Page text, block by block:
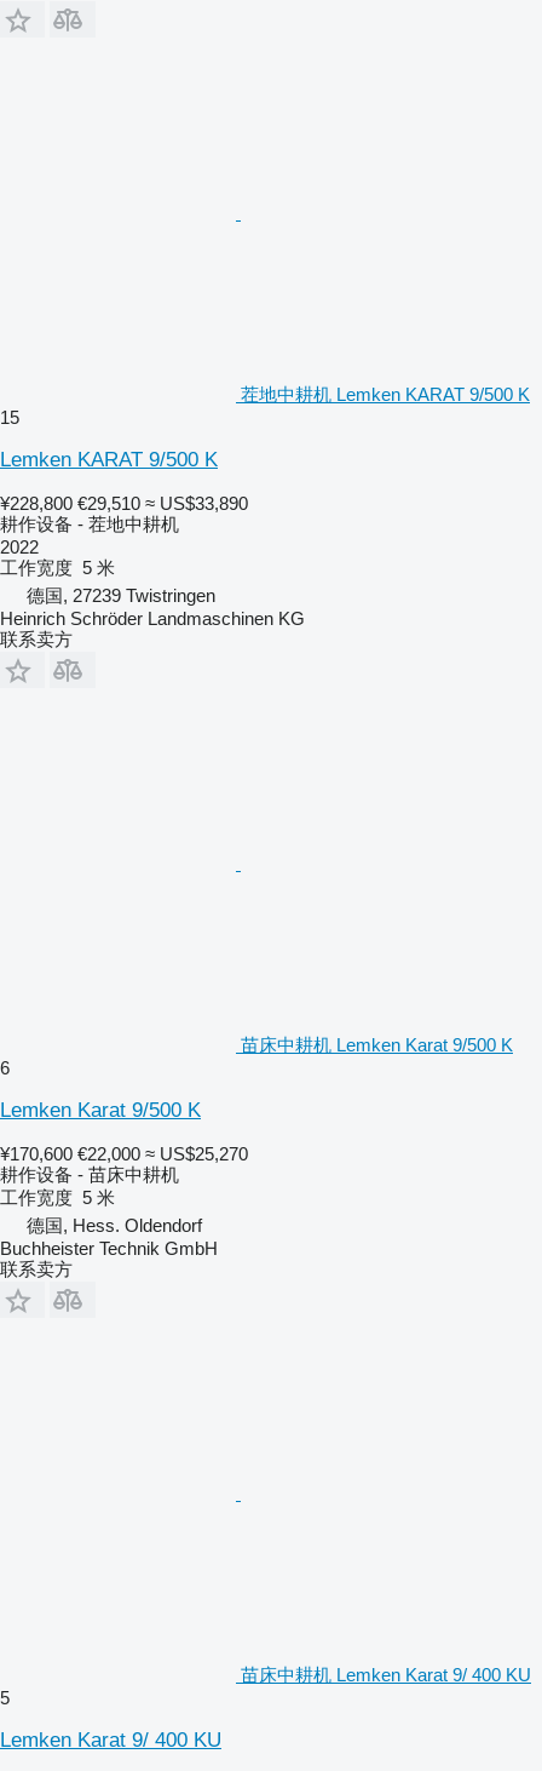
茬地中耕机 Lemken KARAT 9/500 K
15
Lemken KARAT 9/500 K
¥228,800 €29,510 ≈ US$33,890
耕作设备 - 茬地中耕机
2022
工作宽度 5 米
德国, 27239 Twistringen
Heinrich Schröder Landmaschinen KG
联系卖方
苗床中耕机 Lemken Karat 9/500 K
6
Lemken Karat 9/500 K
¥170,600 €22,000 ≈ US$25,270
耕作设备 - 苗床中耕机
工作宽度 5 米
德国, Hess. Oldendorf
Buchheister Technik GmbH
联系卖方
苗床中耕机 Lemken Karat 9/ 400 KU
5
Lemken Karat 9/ 400 KU